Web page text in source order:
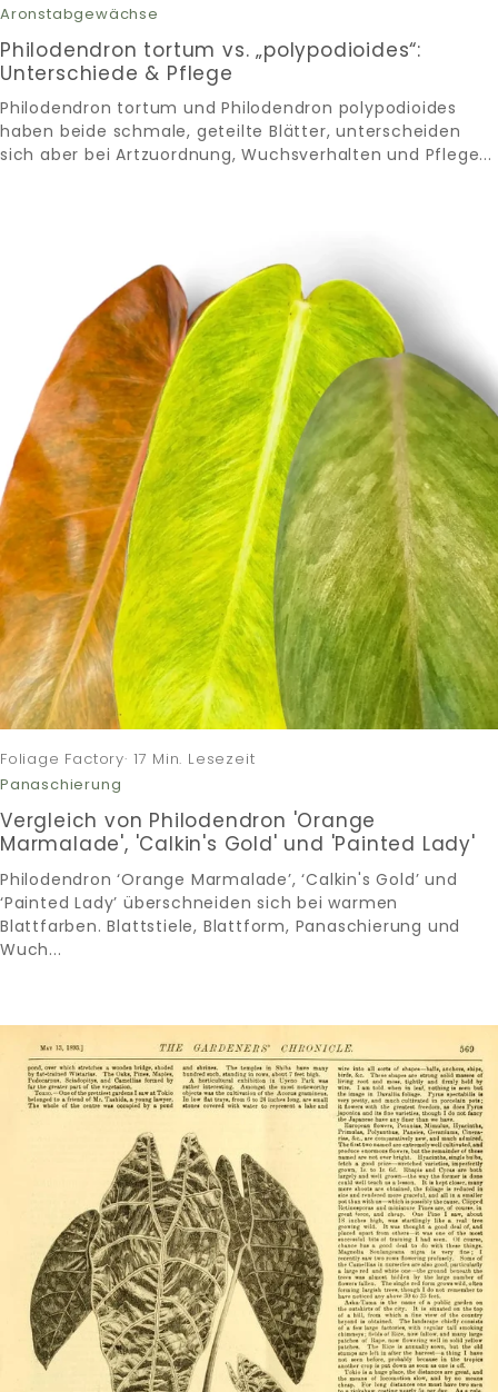
Aronstabgewächse
Philodendron tortum vs. „polypodioides“:
Unterschiede & Pflege
Philodendron tortum und Philodendron polypodioides
haben beide schmale, geteilte Blätter, unterscheiden
sich aber bei Artzuordnung, Wuchsverhalten und Pflege...
Foliage Factory· 17 Min. Lesezeit
Panaschierung
Vergleich von Philodendron 'Orange
Marmalade', 'Calkin's Gold' und 'Painted Lady'
Philodendron ‘Orange Marmalade’, ‘Calkin's Gold’ und
‘Painted Lady’ überschneiden sich bei warmen
Blattfarben. Blattstiele, Blattform, Panaschierung und
Wuch...